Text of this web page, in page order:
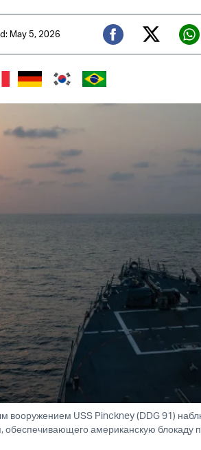
May 5, 2026
Facebook
вооружением USS Pinckney (DDG 91)
обеспечивающего американскую блокаду